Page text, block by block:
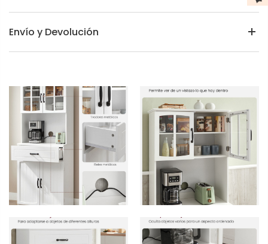
Envío y Devolución